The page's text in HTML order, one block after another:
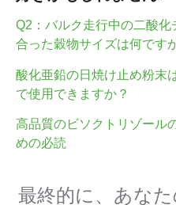
Q2：バルク走行中の二酸
合った穀物サイズは何です
酸化亜鉛の日焼け止め粉末
で使用できますか？
高品質のビソクトリゾール
めの必読
最終的に、あな